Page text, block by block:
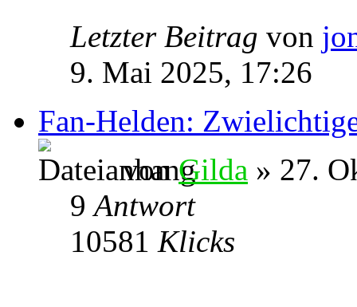
Letzter Beitrag von
9. Mai 2025, 17:26
Fan-Helden:
vonGilda » 27.
9Antwort
10581 Klicks